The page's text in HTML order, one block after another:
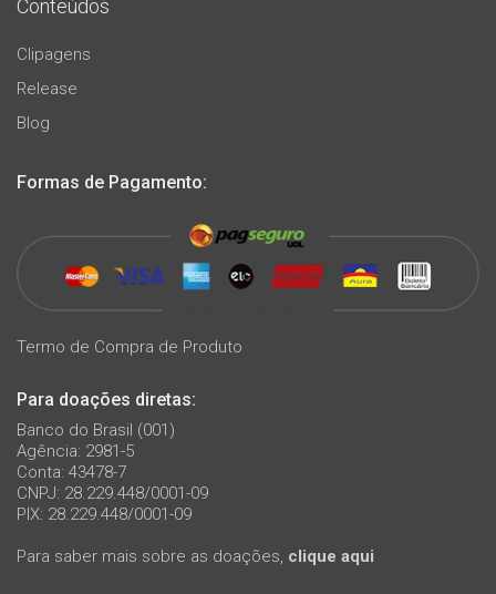
Conteúdos
Clipagens
Release
Blog
Formas de Pagamento:
Termo de Compra de Produto
Para doações diretas:
Banco do Brasil (001)
Agência: 2981-5
Conta: 43478-7
CNPJ: 28.229.448/0001-09
PIX: 28.229.448/0001-09
Para saber mais sobre as doações, clique aqui